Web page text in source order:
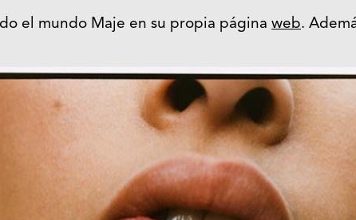
el mundo Maje en su propia página web.